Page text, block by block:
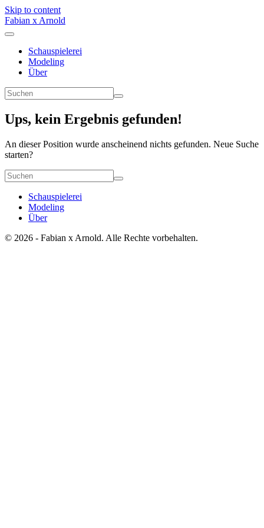
Skip to content
Fabian x Arnold
Schauspielerei
Modeling
Über
Ups, kein Ergebnis gefunden!
An dieser Position wurde anscheinend nichts gefunden. Neue Suche
starten?
Schauspielerei
Modeling
Über
© 2026 - Fabian x Arnold. Alle Rechte vorbehalten.